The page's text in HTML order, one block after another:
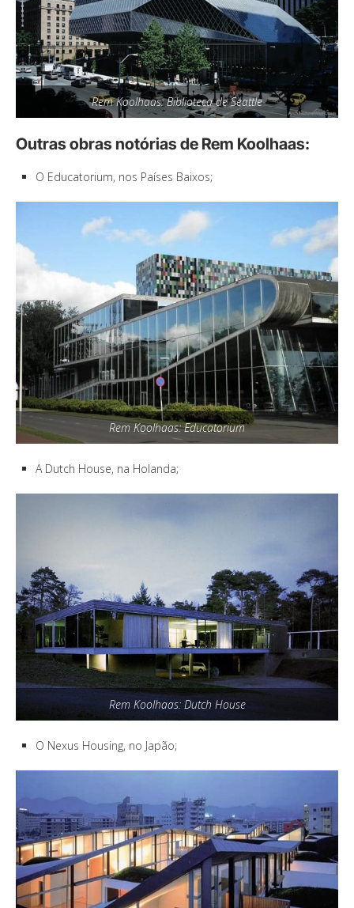
Rem Koolhaas: Biblioteca de Seattle
Outras obras notórias de Rem Koolhaas:
O Educatorium, nos Países Baixos;
Rem Koolhaas: Educatorium
A Dutch House, na Holanda;
Rem Koolhaas: Dutch House
O Nexus Housing, no Japão;